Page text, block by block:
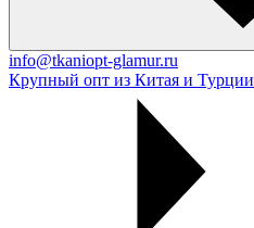
info@tkaniopt-glamur.ru
Крупный опт из Китая и Турции